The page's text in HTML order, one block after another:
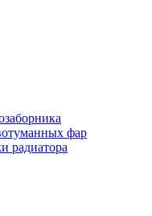
фар
радиатора